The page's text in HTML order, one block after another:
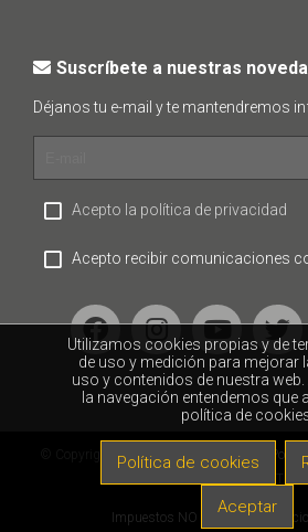
Suscríbete a nuestras
Déjanos tu e-mail y te mantendremos
Acepto la política de privacidad
Acepto recibir comunicaciones
© Copyright Fortop 2018 | Aviso legal
Impuestos NO incluidos Inicio
Utilizamos cookies propias y de
de uso y medición para mejorar
uso y contenidos de nuestra
la navegación entendemos que
política de
Política de cookies
Aceptar